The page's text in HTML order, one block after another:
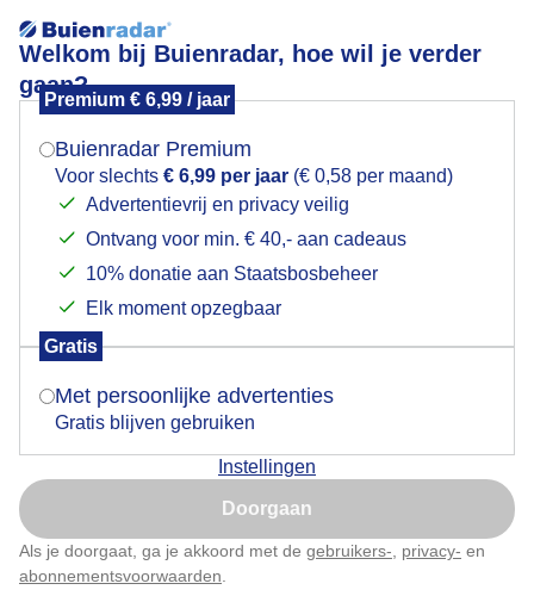
Welkom bij Buienradar, hoe wil je verder
gaan?
Premium € 6,99 / jaar
Buienradar Premium
Voor slechts € 6,99 per jaar (€ 0,58 per maand)
Advertentievrij en privacy veilig
Ontvang voor min. € 40,- aan cadeaus
10% donatie aan Staatsbosbeheer
Elk moment opzegbaar
Gratis
Met persoonlijke advertenties
Gratis blijven gebruiken
Instellingen
Doorgaan
Als je doorgaat, ga je akkoord met de gebruikers- privacy- en
abonnementsvoorwaarden
Hondenweer
Hondenweer
Door: Anne-Marie van Iersel Gemaakt: 14-10-2024, 119x bekeken
Mogen we je locatie gebruiken voor het
Indien je hier nog geen akkoord op hebt gegeven,
verschijnt er zo een pop-up uit je browser waarin
Is goed, toon de popup
Nu niet, misschien later
Klik hierom dit aan te passen